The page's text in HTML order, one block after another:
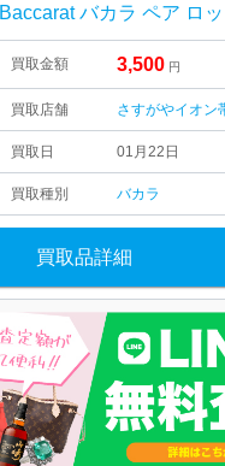
Baccarat バカラ ペア ロ
買取金額 3,500 円
買取店舗 さすがやイオン
買取日 01月22日
買取種別 バカラ
買取品詳細